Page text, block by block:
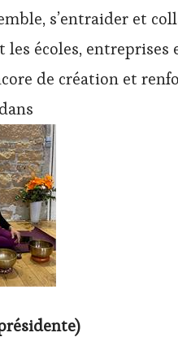
s’entraider et
les écoles,
de création et